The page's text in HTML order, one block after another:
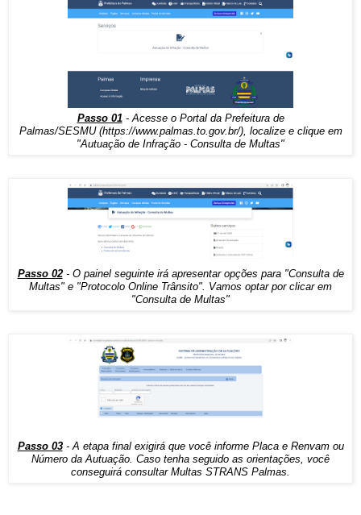
Passo 01- Acesse o Portal da Prefeitura de
Palmas/SESMU (https://www.palmas.to.gov.br/), localize e clique em
"Autuação de Infração - Consulta de Multas"
Passo 02- O painel seguinte irá apresentar opções para "Consulta de
Multas" e "Protocolo Online Trânsito". Vamos optar por clicar em
"Consulta de Multas"
Passo 03 - A etapa final exigirá que você informe Placa e Renvam ou
Número da Autuação. Caso tenha seguido as orientações, você
conseguirá consultar Multas STRANS Palmas.